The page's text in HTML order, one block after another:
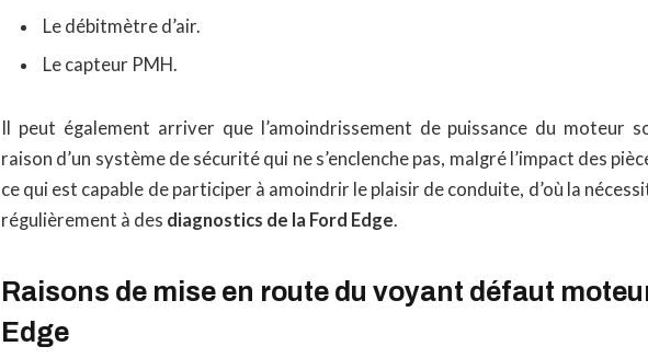
Le débitmètre d’air.
Le capteur PMH.
Il peut également arriver que l’amoindrissement de puissance du moteur
raison d’un système de sécurité qui ne s’enclenche pas, malgré l’impact des
ce qui est capable de participer à amoindrir le plaisir de conduite, d’où la
régulièrement à des diagnostics de la Ford Edge.
Raisons de mise en route du voyant défaut
Edge